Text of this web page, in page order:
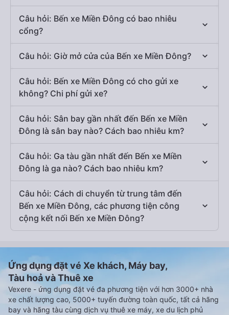
Câu hỏi: Bến xe Miền Đông có bao nhiêu
cổng?
Câu hỏi: Giờ mở cửa của Bến xe Miền Đông?
Câu hỏi: Bến xe Miền Đông có cho gửi xe
không? Chi phí gửi xe?
Câu hỏi: Sân bay gần nhất đến Bến xe Miền
Đông là sân bay nào? Cách bao nhiêu km?
Câu hỏi: Ga tàu gần nhất đến Bến xe Miền
Đông là ga nào? Cách bao nhiêu km?
Câu hỏi: Cách di chuyển từ trung tâm đến
Bến xe Miền Đông, các phương tiện công
cộng kết nối Bến xe Miền Đông?
Ứng dụng đặt vé Xe khách, Máy bay,
Tàu hoả và Thuê xe
Vexere - ứng dụng đặt vé đa phương tiện với hơn 3000+ nhà
xe chất lượng cao, 5000+ tuyến đường toàn quốc, tất cả hãng
bay và hãng tàu cùng dịch vụ thuê xe máy, xe du lịch phủ